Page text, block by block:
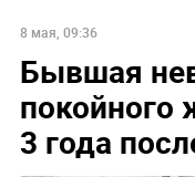
8 мая, 09:36
Бывшая
покойного
3 года